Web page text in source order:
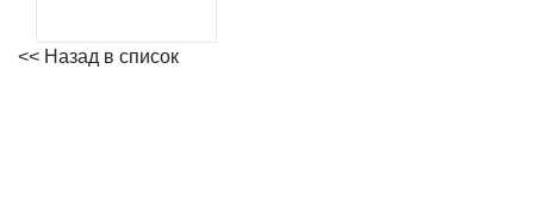
<< Назад в список